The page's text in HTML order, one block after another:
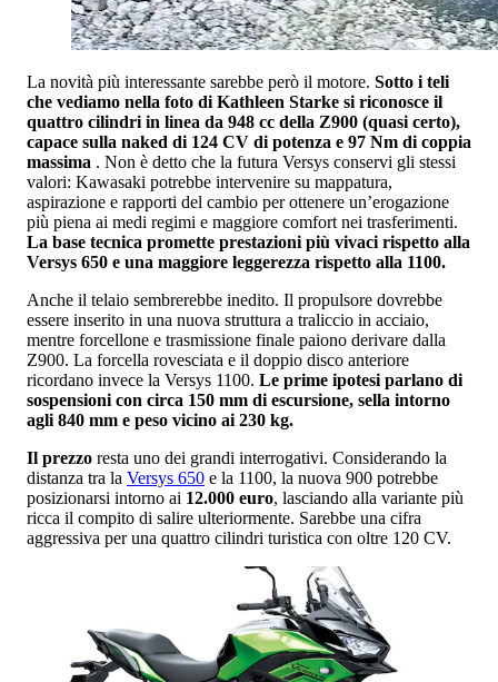
La novità più interessante sarebbe però il motore. Sotto i teli
che vediamo nella foto di Kathleen Starke si riconosce il
quattro cilindri in linea da 948 cc della Z900 (quasi certo),
capace sulla naked di 124 CV di potenza e 97 Nm di coppia
massima . Non è detto che la futura Versys conservi gli stessi
valori: Kawasaki potrebbe intervenire su mappatura,
aspirazione e rapporti del cambio per ottenere un’erogazione
più piena ai medi regimi e maggiore comfort nei trasferimenti.
La base tecnica promette prestazioni più vivaci rispetto alla
Versys 650 e una maggiore leggerezza rispetto alla 1100.
Anche il telaio sembrerebbe inedito. Il propulsore dovrebbe
essere inserito in una nuova struttura a traliccio in acciaio,
mentre forcellone e trasmissione finale paiono derivare dalla
Z900. La forcella rovesciata e il doppio disco anteriore
ricordano invece la Versys 1100. Le prime ipotesi parlano di
sospensioni con circa 150 mm di escursione, sella intorno
agli 840 mm e peso vicino ai 230 kg.
Il prezzo resta uno dei grandi interrogativi. Considerando la
distanza tra la Versys 650 e la 1100, la nuova 900 potrebbe
posizionarsi intorno ai 12.000 euro, lasciando alla variante più
ricca il compito di salire ulteriormente. Sarebbe una cifra
aggressiva per una quattro cilindri turistica con oltre 120 CV.